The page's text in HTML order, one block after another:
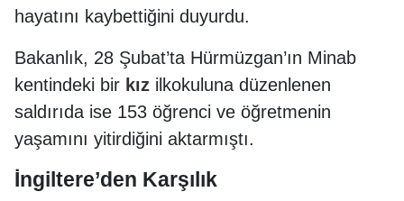
hayatını kaybettiğini duyurdu.
Bakanlık, 28 Şubat’ta Hürmüzgan’ın Minab
kentindeki bir kız ilkokuluna düzenlenen
saldırıda ise 153 öğrenci ve öğretmenin
yaşamını yitirdiğini aktarmıştı.
İngiltere’den Karşılık